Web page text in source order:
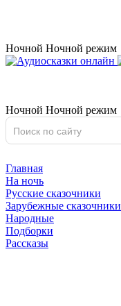
Ночной Ночной режим
Ночной Ночной режим
Главная
На ночь
Русские сказочники
Зарубежные сказочники
Народные
Подборки
Рассказы